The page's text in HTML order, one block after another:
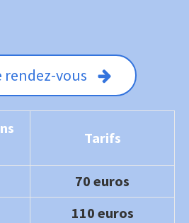
rendez-vous
Tarifs
70 euros
110 euros